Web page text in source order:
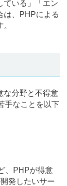
ている」「エン
は、PHPによる
な分野と不得意
手なことを以下
、PHPが得意
発したいサー